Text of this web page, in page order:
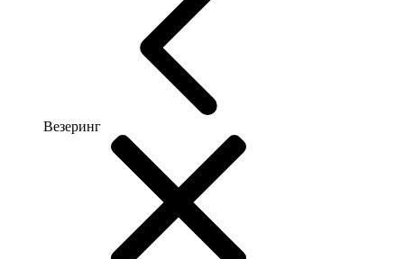
Везеринг